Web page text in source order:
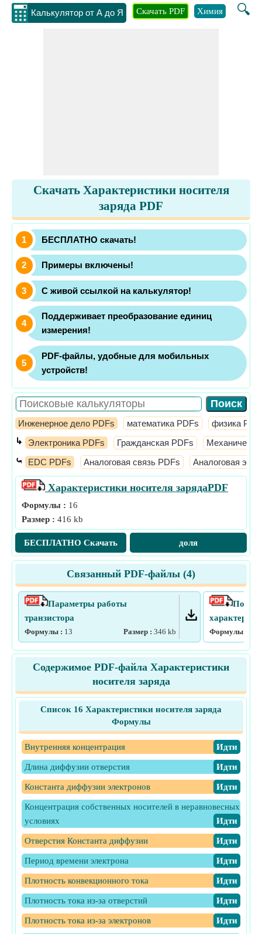
Калькулятор от А до Я 🔍
Скачать PDF Химия
Скачать Характеристики носителя
заряда PDF
БЕСПЛАТНО скачать!
Примеры включены!
С живой ссылкой на калькулятор!
Поддерживает преобразование единиц
измерения!
PDF-файлы, удобные для мобильных
устройств!
Инженерное дело PDFs математика PDFs физика
↳ Электроника PDFs Гражданская PDFs
⤿ EDC PDFs Аналоговая связь PDFs Аналоговая
Характеристики носителя зарядаPDF
Формулы : 16
Размер : 416 kb
БЕСПЛАТНО Скачать доля
Связанный PDF-файлы (4)
Параметры работы
транзистора
Формулы : 13 Размер : 346 kb Формулы :
Содержимое PDF-файла Характеристики
носителя заряда
Список 16 Характеристики носителя заряда
Формулы
Внутренняя концентрация ​Идти
Длина диффузии отверстия ​Идти
Константа диффузии электронов ​Идти
Концентрация собственных носителей в неравновесных
условиях
​Идти
Отверстия Константа диффузии ​Идти
Период времени электрона ​Идти
Плотность конвекционного тока ​Идти
Плотность тока из-за отверстий ​Идти
Плотность тока из-за электронов ​Идти